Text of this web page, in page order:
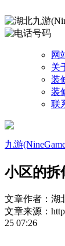
网
关
装
装
联
九游
小区的拆
文章作者：湖
文章来源：
25 07:26